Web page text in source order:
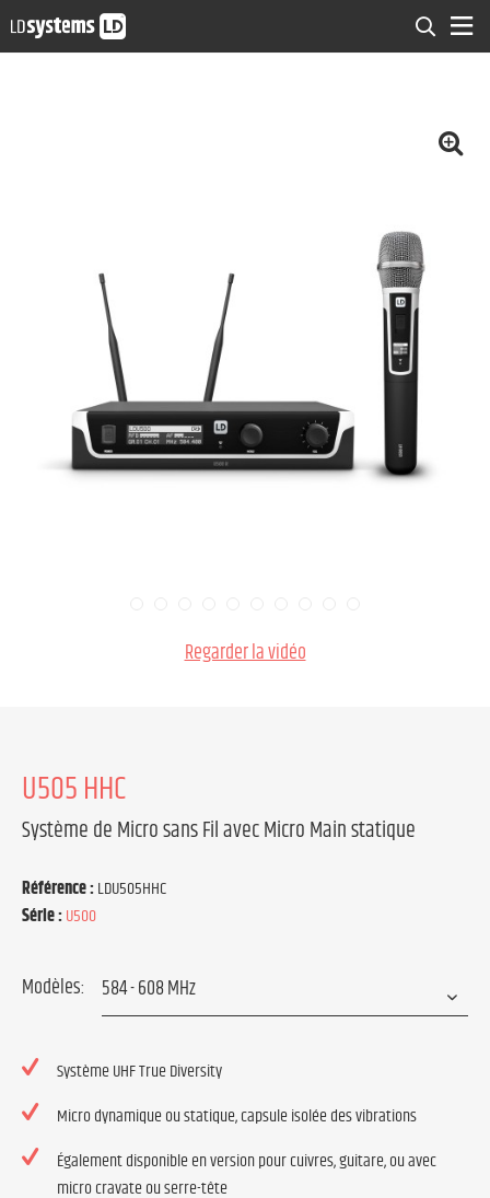
Regarder la vidéo
U505 HHC
Système de Micro sans Fil avec Micro Main statique
Référence :LDU505HHC
Série :U500
Modèles:
Système UHF True Diversity
Micro dynamique ou statique, capsule isolée des vibrations
Également disponible en version pour cuivres, guitare, ou avec
micro cravate ou serre-tête